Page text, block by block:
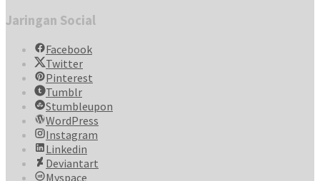
Jaringan Social
Facebook
Twitter
Pinterest
Tumblr
Stumbleupon
WordPress
Instagram
Linkedin
Deviantart
Myspace